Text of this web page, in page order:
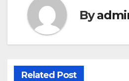
By
Related Post